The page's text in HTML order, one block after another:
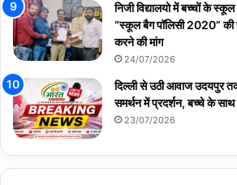
निजी विद्यालयो में बच्चों के
“स्कूल बैग पॉलिसी 2020” की
करने की मांग
24/07/2026
दिल्ली से उठी आवाज उदयपुर
समर्थन में प्रदर्शन, बच्चे के साथ
23/07/2026